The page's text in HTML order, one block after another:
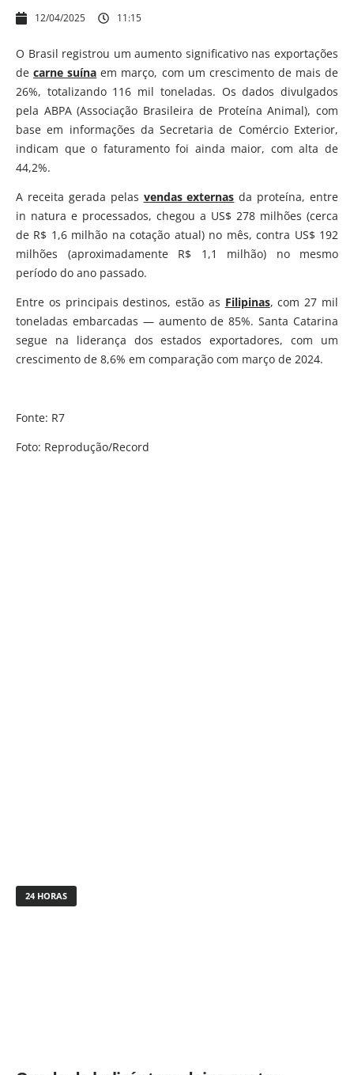
12/04/2025 11:15
O Brasil registrou um aumento significativo nas exportações
decarne suína em março, com um crescimento de mais de
26%, totalizando 116 mil toneladas. Os dados divulgados
pela ABPA (Associação Brasileira de Proteína Animal), com
base em informações da Secretaria de Comércio Exterior,
indicam que o faturamento foi ainda maior, com alta de
44,2%.
A receita gerada pelas vendas externas da proteína, entre
in natura e processados, chegou a US$ 278 milhões (cerca
de R$ 1,6 milhão na cotação atual) no mês, contra US$ 192
milhões (aproximadamente R$ 1,1 milhão) no mesmo
período do ano passado.
Entre os principais destinos, estão as Filipinas, com 27 mil
toneladas embarcadas — aumento de 85%. Santa Catarina
segue na liderança dos estados exportadores, com um
crescimento de 8,6% em comparação com março de 2024.
Fonte: R7
Foto: Reprodução/Record
24 HORAS